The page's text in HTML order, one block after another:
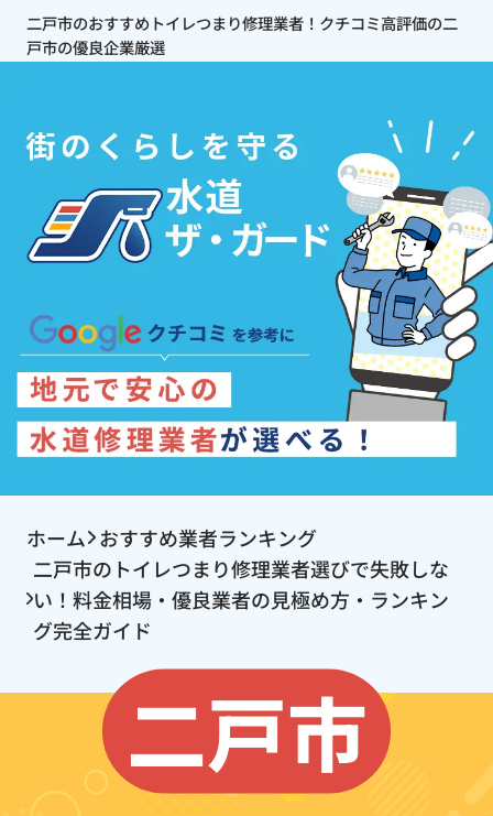
二戸市のおすすめトイレつまり修理業者！クチコミ高評価の二
戸市の優良企業厳選
ホーム おすすめ業者ランキング
二戸市のトイレつまり修理業者選びで失敗しな
い！料金相場・優良業者の見極め方・ランキン
グ完全ガイド
二戸市